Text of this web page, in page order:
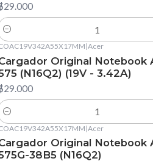
|Acer
Original Notebook
(N16Q2) (19V - 3.42A)
|Acer
Original Notebook
38B5 (N16Q2)